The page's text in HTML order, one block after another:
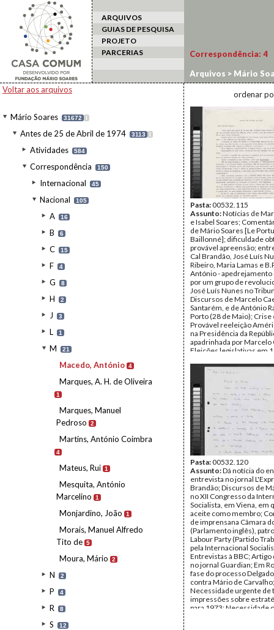
ARQUIVOS
GUIAS DE PESQUISA
PROJETO
PARCERIAS
Voltar aos arquivos
Mário Soares 31672 I
Antes de 25 de Abril de 1974 3113 I
Atividades 584
Correspondência 150
Internacional 45
Nacional 105
A 16
B 6
C 15
F 4
G 8
H 2
J 3
L 1
M 21
Macedo, António 4
Marques, A. H. de Oliveira
1
Marques, Manuel
Pedroso
2
Martins, António Coimbra
4
Mateus, Rui 1
Mesquita, António
Marcelino
1
Monjardino, João 1
Morais, Manuel Alfredo
Tito de 5
Moura, Mário 2
N 2
P 4
R 8
S 12
Correspondência: 4
Arquivos > Mário
António
ordenar
Pasta:00532.115
Assunto:Notícias de
e Isabel Soares;
de Mário Soares [Le
Baillonné]; dificuldade
provável apreensão;
Cal Brandão, José Luís
Ribeiro, Maria Lamas e
António - apedrejamento
por um grupo de
José Luís Nunes no
Discursos de Marcelo
Santarém, e de António
Porto (28 de Maio);
Provável reeleição
na Presidência da
apadrinhada por Marcelo
Eleições legislativas em
com o livro de Soares;
livrarias pela polícia, em
Remetente: António
Destinatário: Mário
Data:terça, 30 de maio
Fundo:
AMS - Arquivo
Tipo Documental:
Página(s):3
Pasta:00532.120
Assunto:Dá notícia do
entrevista no jornal
Brandão; Discursos de
no XII Congresso da
Socialista, em Viena, em
aceite como membro;
de imprensana Câmara
(Parlamento inglês),
Labour Party (Partido
pela Internacional
Entrevistas à BBC; Artigo
no jornal Guardian; Em
fase do processo
contra Mário de Carvalho;
Necessidade urgente de
impressões sobre
para 1973; Necessidade